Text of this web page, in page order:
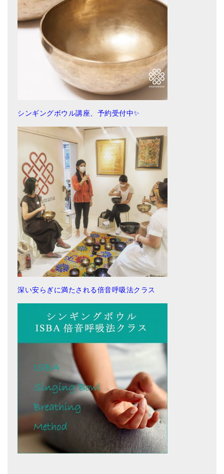
シンギングボウル講座、予約受付中✨
深い安らぎに満たされる倍音呼吸法クラス